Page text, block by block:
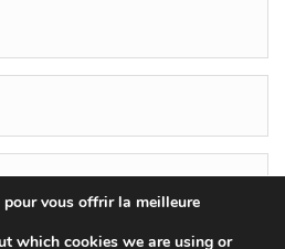
vous offrir la meilleure
which cookies we are using or